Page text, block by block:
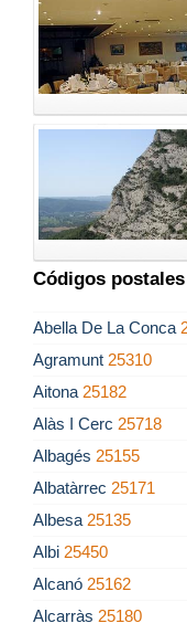
Códigos
Abella De La Conca
Agramunt 25310
Aitona 25182
Alàs I Cerc 25718
Albagés 25155
Albatàrrec 25171
Albesa 25135
Albi 25450
Alcanó 25162
Alcarràs 25180